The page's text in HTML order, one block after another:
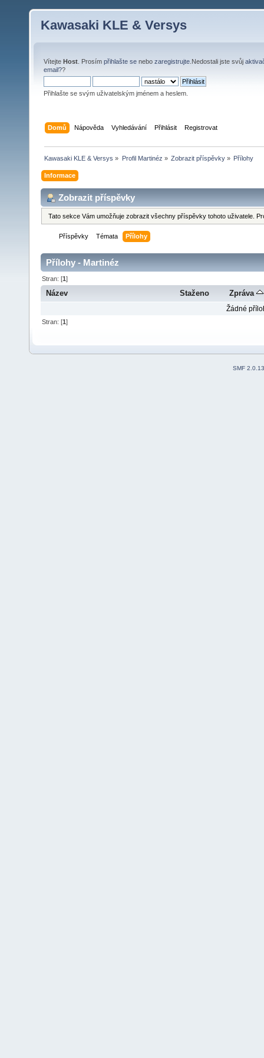
Kawasaki KLE & Versys
Vítejte Host . Prosím přihlašte se nebo zaregistrujte .Nedostali jste svůj
email??
Přihlašte se svým uživatelským jménem a heslem.
Domů Nápověda Vyhledávání Přihlásit Registrovat
Kawasaki KLE & Versys » Profil Martinéz » Zobrazit příspěvky» Přílohy
Informace
Zobrazit příspěvky
Tato sekce Vám umožňuje zobrazit všechny příspěvky tohoto uživatele.
Příspěvky Témata Přílohy
Přílohy - Martinéz
Stran: [1]
Název Staženo Zpráva
Žádné
Stran: [1]
SMF 2.0.13